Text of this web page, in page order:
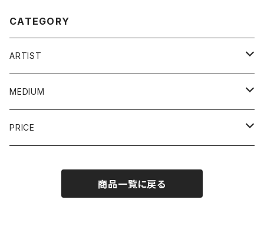
CATEGORY
ARTIST
YOSUKE AMEMIYA / 雨宮庸介
KOREHIKO HINO / 日野之彦
JUMBO SUZUKI / ジャンボスズキ
MEDIUM
painting / 絵画
sculpture / 彫刻
PRICE
~100,000JPY
商品一覧に戻る